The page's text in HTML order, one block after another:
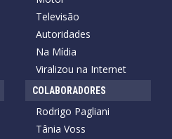
Televisão
Autoridades
Na Mídia
Viralizou na Internet
COLABORADORES
Rodrigo Pagliani
Tânia Voss